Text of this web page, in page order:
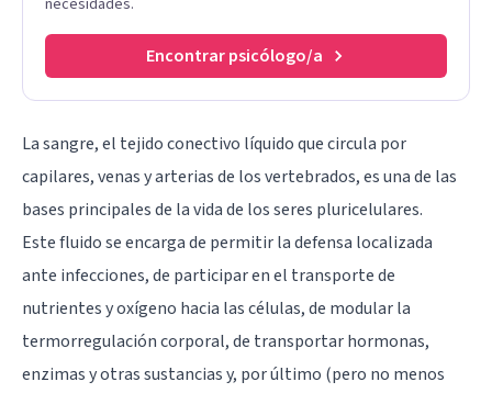
Encontrar psicólogo/a
La sangre, el tejido conectivo líquido que circula por
capilares, venas y arterias de los vertebrados, es una de las
bases principales de la vida de los seres pluricelulares.
Este fluido se encarga de permitir la defensa localizada
ante infecciones, de participar en el transporte de
nutrientes y oxígeno hacia las células, de modular la
termorregulación corporal, de transportar hormonas,
enzimas y otras sustancias y, por último (pero no menos